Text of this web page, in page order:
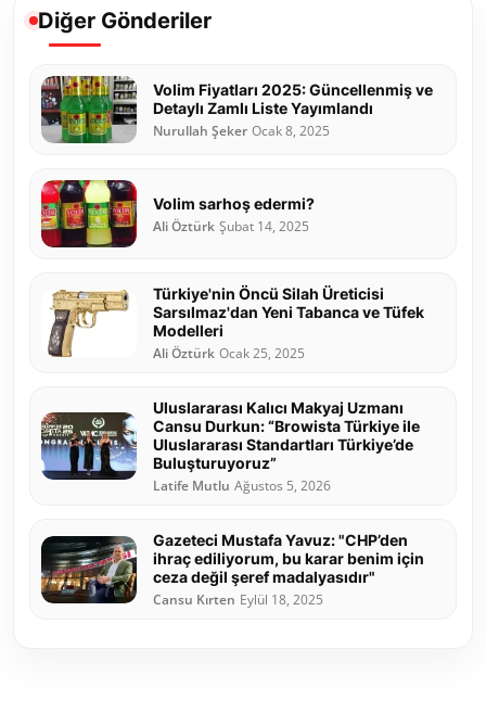
Diğer Gönderiler
Volim Fiyatları 2025: Güncellenmiş ve
Detaylı Zamlı Liste Yayımlandı
Nurullah Şeker Ocak 8, 2025
Volim sarhoş edermi?
Ali Öztürk Şubat 14, 2025
Türkiye'nin Öncü Silah Üreticisi
Sarsılmaz'dan Yeni Tabanca ve Tüfek
Modelleri
Ali Öztürk Ocak 25, 2025
Uluslararası Kalıcı Makyaj Uzmanı
Cansu Durkun: “Browista Türkiye ile
Uluslararası Standartları Türkiye’de
Buluşturuyoruz”
Latife Mutlu Ağustos 5, 2026
Gazeteci Mustafa Yavuz: "CHP’den
ihraç ediliyorum, bu karar benim için
ceza değil şeref madalyasıdır"
Cansu Kırten Eylül 18, 2025